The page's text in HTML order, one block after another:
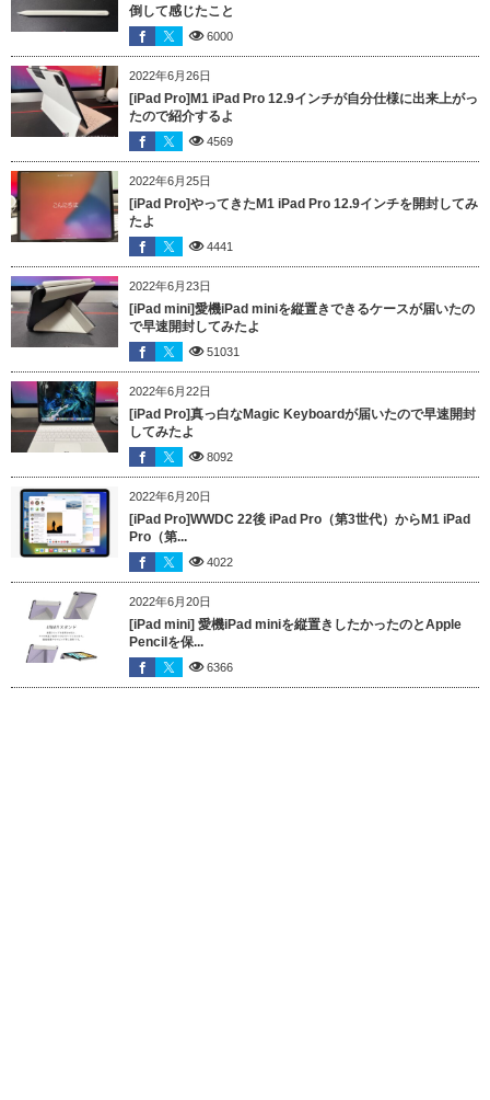
倒して感じたこと
6000
2022年6月26日
[iPad Pro]M1 iPad Pro 12.9インチが自分仕様に出来上がっ
たので紹介するよ
4569
2022年6月25日
[iPad Pro]やってきたM1 iPad Pro 12.9インチを開封してみ
たよ
4441
2022年6月23日
[iPad mini]愛機iPad miniを縦置きできるケースが届いたの
で早速開封してみたよ
51031
2022年6月22日
[iPad Pro]真っ白なMagic Keyboardが届いたので早速開封
してみたよ
8092
2022年6月20日
[iPad Pro]WWDC 22後 iPad Pro（第3世代）からM1 iPad
Pro（第...
4022
2022年6月20日
[iPad mini] 愛機iPad miniを縦置きしたかったのとApple
Pencilを保...
6366